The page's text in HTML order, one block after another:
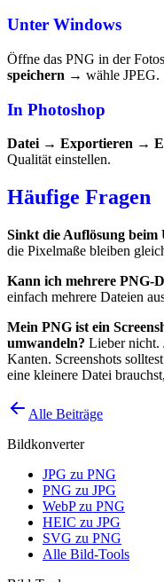
Unter Windows
Öffne das PNG in der
speichern → wähle JPEG.
In Photoshop
Datei → Exportieren →
Qualität einstellen.
Häufige Fragen
Sinkt die Auflösung beim
die Pixelmaße bleiben
Kann ich mehrere PNG-
einfach mehrere Dateien
Mein PNG ist ein
umwandeln? Lieber nicht.
Kanten. Screenshots
eine kleinere Datei
Alle Beiträge
Bildkonverter
JPG zu PNG
PNG zu JPG
WebP zu PNG
HEIC zu JPG
SVG zu PNG
Alle Bild-Tools